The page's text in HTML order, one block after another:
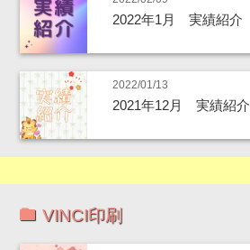
2022年1月 実績紹介
2022/01/13
2021年12月 実績紹介
VINCI印刷